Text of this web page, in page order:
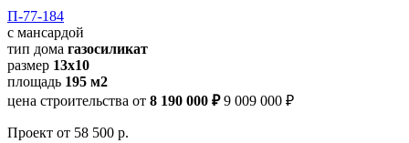
П-77-184
с мансардой
тип дома газосиликат
размер 13x10
площадь 195 м2
цена строительства от 8 190 000 ₽ 9 009 000 ₽
Проект от 58 500 р.